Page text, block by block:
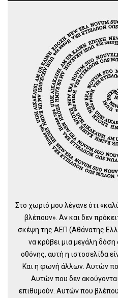
Στο χωριό μου λέγανε ότι
βλέπουν». Αν και δεν
σκέψη της ΑΕΠ (Αθάνατης
να κρύβει μια μεγάλη
οθόνης, αυτή η ιστοσελίδα
Και η φωνή άλλων. Αυτών
Αυτών που δεν
επιθυμούν. Αυτών που